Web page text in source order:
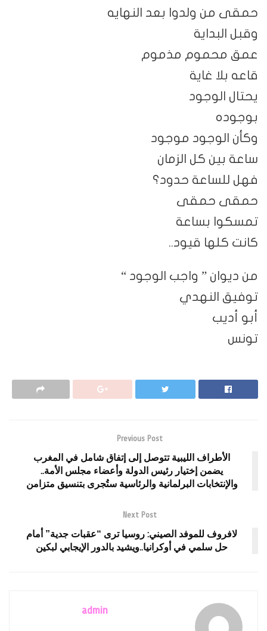
حمقى من ولدوا بعد النهايه
وقبل البداية
عمق محموم مذموم
قاعه بلا غاية
يحتال الوجود
بوجوده
وكأن الوجود موجود
ساعة بين كل الزمان
فهل للساعة حدود؟
حمقى حمقى
تمسكوا بساعة
كانت كلها قيود..
من ديوان ” واجب الوجود “
توفيق النهدي
أبو أديب
تونس
Previous Post
الأطراف الليبية تتوصل إلى إتفاق شامل في المغرب
يضمن إختيار رئيس الدولة وأعضاء مجلس الأمة..
والإنتخابات البرلمانية والرئاسية ستُجرى بتنسيق متزامن
Next Post
لافروف للموفد الصيني: روسيا ترى “عقبات جدية” أمام
حل سلمي في أوكرانيا..ويشيد بالدور الإيجابي لبكين
admin